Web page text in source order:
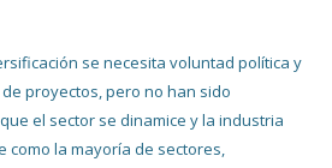
se necesita voluntad política y
proyectos, pero no han sido
el sector se dinamice y la industria
como la mayoría de sectores,